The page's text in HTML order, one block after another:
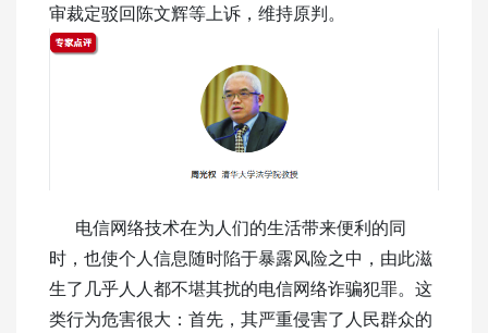
审裁定驳回陈文辉等上诉，维持原判。
电信网络技术在为人们的生活带来便利的同
时，也使个人信息随时陷于暴露风险之中，由此滋
生了几乎人人都不堪其扰的电信网络诈骗犯罪。这
类行为危害很大：首先，其严重侵害了人民群众的